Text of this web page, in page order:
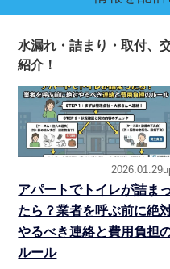
水漏れ・詰まり・取付、
紹介！
アパートでトイレが詰ま
たら？業者を呼ぶ前に絶
やるべき連絡と費用負担
ルール